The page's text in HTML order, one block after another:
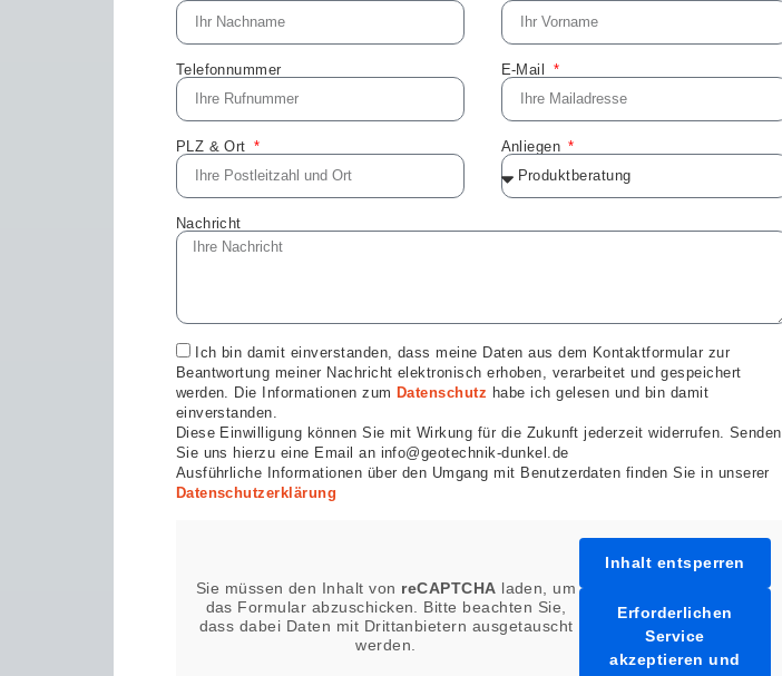
Telefonnummer E-Mail
PLZ & Ort Anliegen
Nachricht
Ich bin damit einverstanden, dass meine Daten aus dem Kontaktformular zur
Beantwortung meiner Nachricht elektronisch erhoben, verarbeitet und gespeichert
werden. Die Informationen zum Datenschutz habe ich gelesen und bin damit
einverstanden.
Diese Einwilligung können Sie mit Wirkung für die Zukunft jederzeit widerrufen. Senden
Sie uns hierzu eine Email an info@geotechnik-dunkel.de
Ausführliche Informationen über den Umgang mit Benutzerdaten finden Sie in unserer
Datenschutzerklärung
Sie müssen den Inhalt von reCAPTCHA laden, um
das Formular abzuschicken. Bitte beachten Sie,
dass dabei Daten mit Drittanbietern ausgetauscht
werden.
Inhalt entsperren
Erforderlichen
Service
akzeptieren und